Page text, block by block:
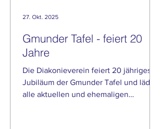
Gmunder Tafel - feiert 20
Jahre
Die Diakonieverein feiert 20 jähriges
Jubiläum der Gmunder Tafel und lädt
alle aktuellen und ehemaligen
27. Okt. 2025